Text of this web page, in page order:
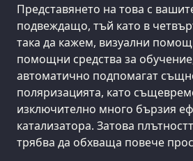
Представянето на това с
подвеждащо, тъй като в
така да кажем, визуални
помощни средства за
автоматично подпомагат
поляризацията, като
изключително много бързия
катализатора. Затова
трябва да обхваща повече